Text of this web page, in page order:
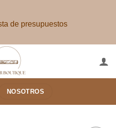
de presupuestos
NOSOTROS